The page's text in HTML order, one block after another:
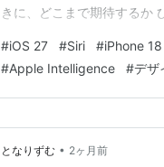
きに、どこまで期待するか
入れたiPhoneでSiriを呼ぶ
#iOS 27 #Siri #iPhone
#Apple Intelligence #デザ
となりずむ • 2ヶ月前